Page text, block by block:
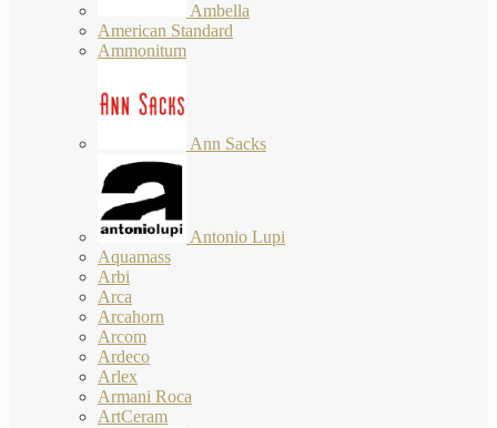
Ambella
American Standard
Ammonitum
Ann Sacks
Antonio Lupi
Aquamass
Arbi
Arca
Arcahorn
Arcom
Ardeco
Arlex
Armani Roca
ArtCeram